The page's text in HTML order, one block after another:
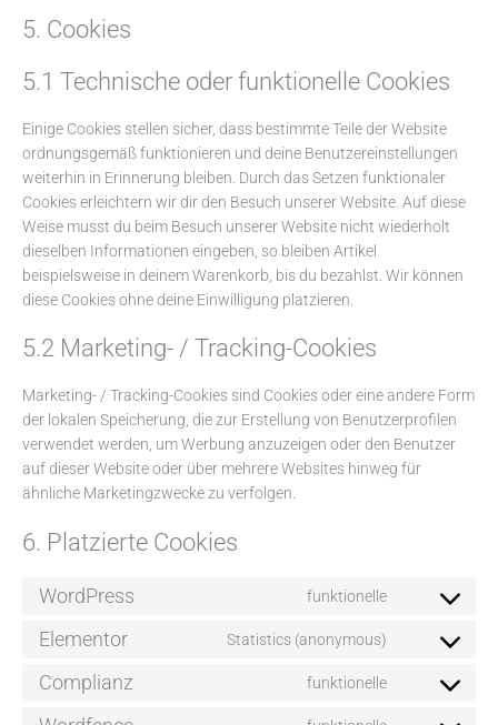
5. Cookies
5.1 Technische oder funktionelle Cookies
Einige Cookies stellen sicher, dass bestimmte Teile der Website
ordnungsgemäß funktionieren und deine Benutzereinstellungen
weiterhin in Erinnerung bleiben. Durch das Setzen funktionaler
Cookies erleichtern wir dir den Besuch unserer Website. Auf diese
Weise musst du beim Besuch unserer Website nicht wiederholt
dieselben Informationen eingeben, so bleiben Artikel
beispielsweise in deinem Warenkorb, bis du bezahlst. Wir können
diese Cookies ohne deine Einwilligung platzieren.
5.2 Marketing- / Tracking-Cookies
Marketing- / Tracking-Cookies sind Cookies oder eine andere Form
der lokalen Speicherung, die zur Erstellung von Benutzerprofilen
verwendet werden, um Werbung anzuzeigen oder den Benutzer
auf dieser Website oder über mehrere Websites hinweg für
ähnliche Marketingzwecke zu verfolgen.
6. Platzierte Cookies
WordPress funktionelle
Elementor Statistics (anonymous)
Complianz funktionelle